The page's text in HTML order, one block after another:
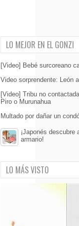
LO MEJOR EN EL GONZI
[Video] Bebé surcoreano
Video sorprendente: León
[Video] Tribu no
Piro o Murunahua
Multado por dañar un
¡Japonés descubre
armario!
LO MÁS VISTO